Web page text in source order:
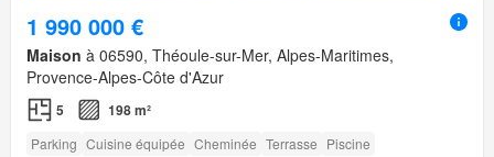
1 990 000 €
Maison à 06590, Théoule-sur-Mer, Alpes-Maritimes,
Provence-Alpes-Côte d'Azur
5 198 m²
Parking Cuisine équipée Cheminée Terrasse Piscine